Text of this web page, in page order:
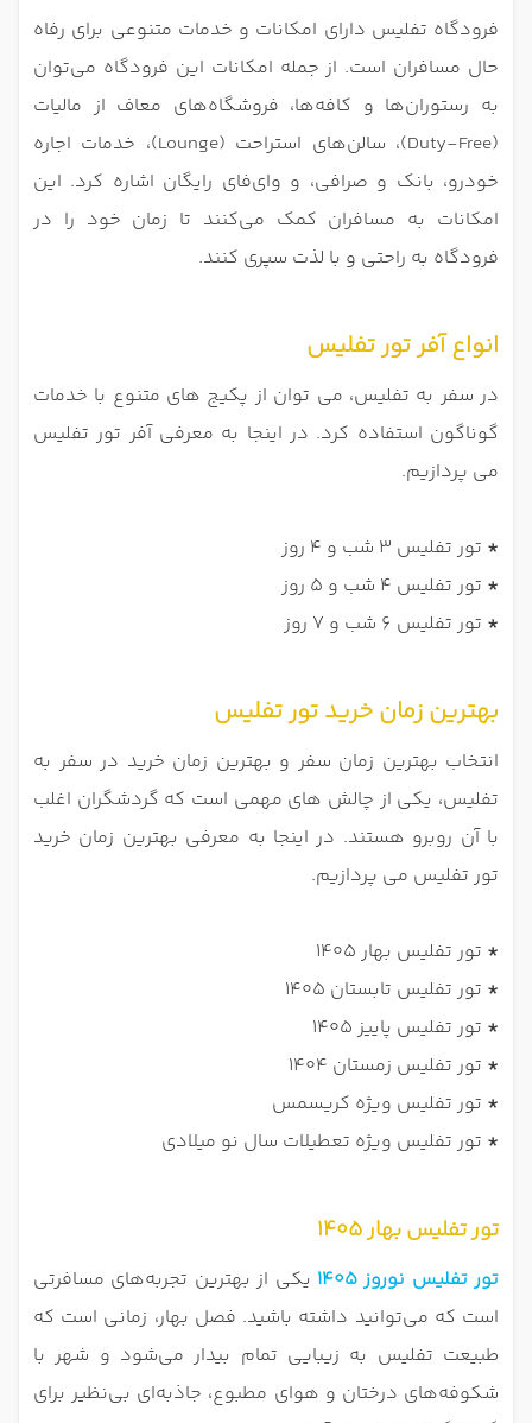
فرودگاه تفلیس دارای امکانات و خدمات متنوعی برای رفاه
حال مسافران است. از جمله امکانات این فرودگاه می‌توان
به رستوران‌ها و کافه‌ها، فروشگاه‌های معاف از مالیات
(Duty-Free)، سالن‌های استراحت (Lounge)، خدمات اجاره
خودرو، بانک و صرافی، و وای‌فای رایگان اشاره کرد. این
امکانات به مسافران کمک می‌کنند تا زمان خود را در
فرودگاه به راحتی و با لذت سپری کنند.
انواع آفر تور تفلیس
در سفر به تفلیس، می توان از پکیج های متنوع با خدمات
گوناگون استفاده کرد. در اینجا به معرفی آفر تور تفلیس
می پردازیم.
* تور تفلیس 3 شب و 4 روز
* تور تفلیس 4 شب و 5 روز
* تور تفلیس 6 شب و 7 روز
بهترین زمان خرید تور تفلیس
انتخاب بهترین زمان سفر و بهترین زمان خرید در سفر به
تفلیس، یکی از چالش های مهمی است که گردشگران اغلب
با آن روبرو هستند. در اینجا به معرفی بهترین زمان خرید
تور تفلیس می پردازیم.
* تور تفلیس بهار 1405
* تور تفلیس تابستان 1405
* تور تفلیس پاییز 1405
* تور تفلیس زمستان 1404
* تور تفلیس ویژه کریسمس
* تور تفلیس ویژه تعطیلات سال نو میلادی
تور تفلیس بهار 1405
تور تفلیس نوروز 1405
یکی از بهترین تجربه‌های مسافرتی
است که می‌توانید داشته باشید. فصل بهار، زمانی است که
طبیعت تفلیس به زیبایی تمام بیدار می‌شود و شهر با
شکوفه‌های درختان و هوای مطبوع، جاذبه‌ای بی‌نظیر برای